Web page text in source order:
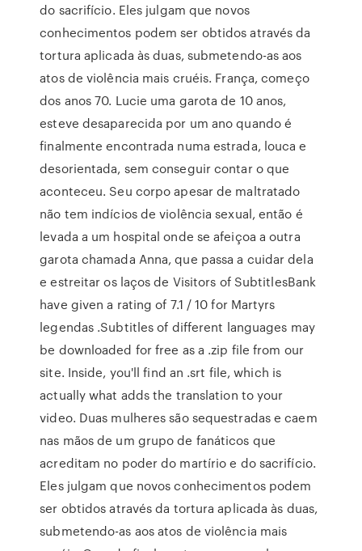
do sacrifício. Eles julgam que novos
conhecimentos podem ser obtidos através da
tortura aplicada às duas, submetendo-as aos
atos de violência mais cruéis. França, começo
dos anos 70. Lucie uma garota de 10 anos,
esteve desaparecida por um ano quando é
finalmente encontrada numa estrada, louca e
desorientada, sem conseguir contar o que
aconteceu. Seu corpo apesar de maltratado
não tem indícios de violência sexual, então é
levada a um hospital onde se afeiçoa a outra
garota chamada Anna, que passa a cuidar dela
e estreitar os laços de Visitors of SubtitlesBank
have given a rating of 7.1 / 10 for Martyrs
legendas .Subtitles of different languages may
be downloaded for free as a .zip file from our
site. Inside, you'll find an .srt file, which is
actually what adds the translation to your
video. Duas mulheres são sequestradas e caem
nas mãos de um grupo de fanáticos que
acreditam no poder do martírio e do sacrifício.
Eles julgam que novos conhecimentos podem
ser obtidos através da tortura aplicada às duas,
submetendo-as aos atos de violência mais